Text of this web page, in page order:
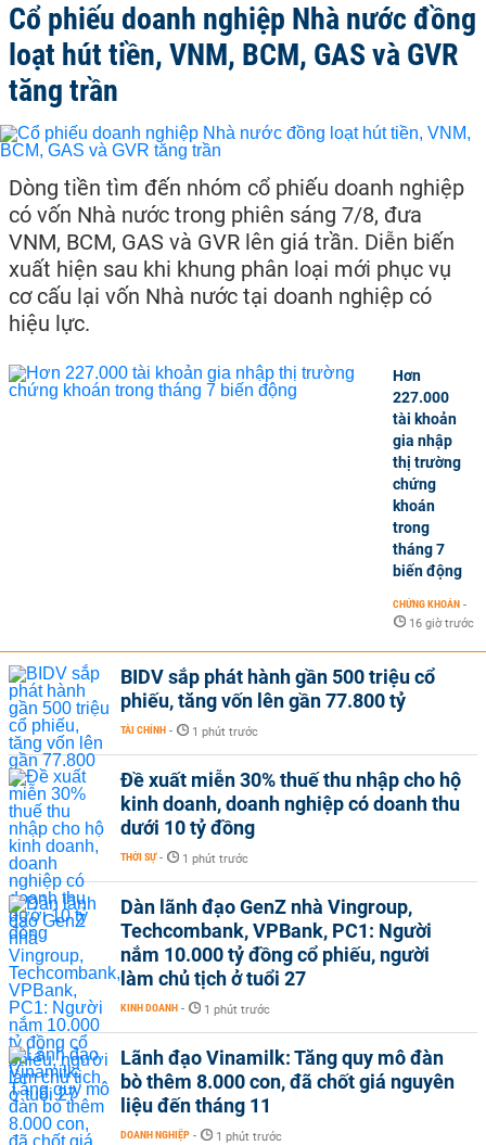
Cổ phiếu doanh nghiệp Nhà nước đồng
loạt hút tiền, VNM, BCM, GAS và GVR
tăng trần
Dòng tiền tìm đến nhóm cổ phiếu doanh nghiệp
có vốn Nhà nước trong phiên sáng 7/8, đưa
VNM, BCM, GAS và GVR lên giá trần. Diễn biến
xuất hiện sau khi khung phân loại mới phục vụ
cơ cấu lại vốn Nhà nước tại doanh nghiệp có
hiệu lực.
Hơn
227.000
tài khoản
gia nhập
thị trường
chứng
khoán
trong
tháng 7
biến động
CHỨNG KHOÁN -
16 giờ trước
BIDV sắp phát hành gần 500 triệu cổ
phiếu, tăng vốn lên gần 77.800 tỷ
TÀI CHÍNH - 1 phút trước
Đề xuất miễn 30% thuế thu nhập cho hộ
kinh doanh, doanh nghiệp có doanh thu
dưới 10 tỷ đồng
THỜI SỰ - 1 phút trước
Dàn lãnh đạo GenZ nhà Vingroup,
Techcombank, VPBank, PC1: Người
nắm 10.000 tỷ đồng cổ phiếu, người
làm chủ tịch ở tuổi 27
KINH DOANH - 1 phút trước
Lãnh đạo Vinamilk: Tăng quy mô đàn
bò thêm 8.000 con, đã chốt giá nguyên
liệu đến tháng 11
DOANH NGHIỆP - 1 phút trước